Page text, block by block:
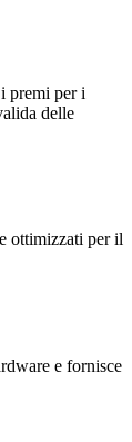
premi per i
delle
ottimizzati per il
e fornisce